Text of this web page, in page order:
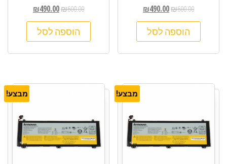
₪600.00
₪490.00
הוספה לסל
₪600.00
₪490.00
הוספה לסל
מבצע! מבצע!